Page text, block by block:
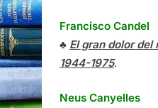
Francisco Candel
♣ El gran dolor del
1944-1975.
Neus Canyelles